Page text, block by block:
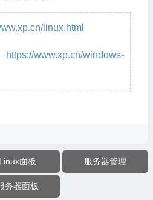
linux.html
https://www.xp.cn/windows-
Linux面板 服务器管理
务器面板